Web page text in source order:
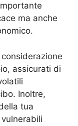
ma anche
assicurati di
Inoltre,
tua